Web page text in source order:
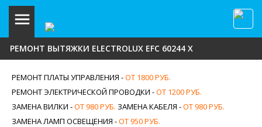
РЕМОНТ ВЫТЯЖКИ ELECTROLUX EFC 60244 X
РЕМОНТ ПЛАТЫ УПРАВЛЕНИЯ -ОТ 1800 РУБ.
РЕМОНТ ЭЛЕКТРИЧЕСКОЙ ПРОВОДКИ -ОТ 1200 РУБ.
ЗАМЕНА ВИЛКИ -ОТ 980 РУБ. ЗАМЕНА КАБЕЛЯ -ОТ 980 РУБ.
ЗАМЕНА ЛАМП ОСВЕЩЕНИЯ -ОТ 950 РУБ.